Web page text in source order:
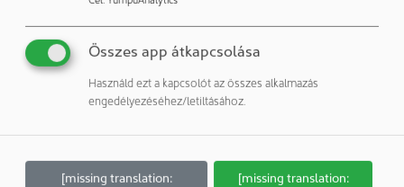
tájékoztat (18).
Források/Linkek:
1. Life Science Academy, Mainz Egyetemi Orvosi Központ.
https://forschung.uni-mainz.de/entrepreneurship-
2. Mainz Egyetemi Orvosi Központ, Technológiai Átviteli
Összes app átkapcsolása
Használd ezt a kapcsolót az összes alkalmazás
engedélyezéséhez/letiltásához.
[missing translation:
[missing translation: